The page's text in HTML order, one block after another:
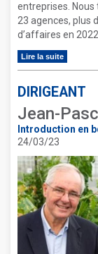
entreprises.
23 agences, plus
d’affaires en 2022,
Lire la suite
DIRIGEANT
Jean-
Introduction en
24/03/23